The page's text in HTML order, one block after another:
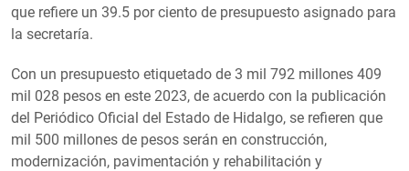
que refiere un 39.5 por ciento de presupuesto asignado para
la secretaría.
Con un presupuesto etiquetado de 3 mil 792 millones 409
mil 028 pesos en este 2023, de acuerdo con la publicación
del Periódico Oficial del Estado de Hidalgo, se refieren que
mil 500 millones de pesos serán en construcción,
modernización, pavimentación y rehabilitación y